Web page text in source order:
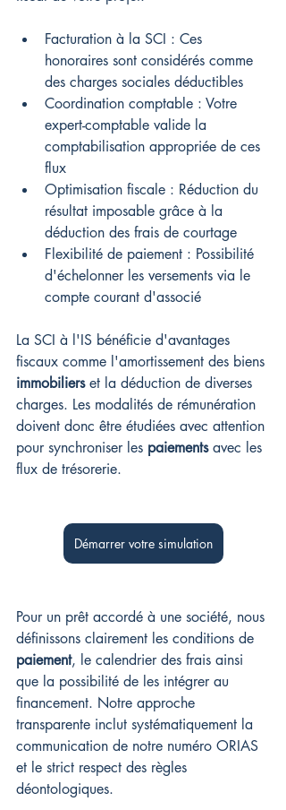
Facturation à la SCI : Ces
honoraires sont considérés comme
des charges sociales déductibles
Coordination comptable : Votre
expert-comptable valide la
comptabilisation appropriée de ces
flux
Optimisation fiscale : Réduction du
résultat imposable grâce à la
déduction des frais de courtage
Flexibilité de paiement : Possibilité
d'échelonner les versements via le
compte courant d'associé
La SCI à l'IS bénéficie d'avantages
fiscaux comme l'amortissement des biens
immobiliers et la déduction de diverses
charges. Les modalités de rémunération
doivent donc être étudiées avec attention
pour synchroniser les paiements avec les
flux de trésorerie.
Démarrer votre simulation
Pour un prêt accordé à une société, nous
définissons clairement les conditions de
paiement, le calendrier des frais ainsi
que la possibilité de les intégrer au
financement. Notre approche
transparente inclut systématiquement la
communication de notre numéro ORIAS
et le strict respect des règles
déontologiques.